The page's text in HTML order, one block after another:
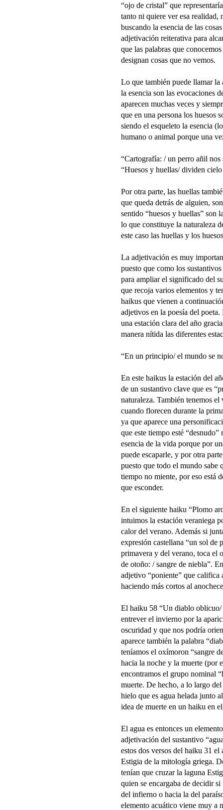
“ojo de cristal” que
tanto ni quiere ver esa realidad,
buscando la esencia de las
adjetivación reiterativa para
que las palabras que
designan cosas que no vemos.
Lo que también puede llamar la
la esencia son las evocaciones
aparecen muchas veces y
que en una persona los huesos
siendo el esqueleto la esencia
humano o animal porque una
“Cartografía: / un perro añil nos
“Huesos y huellas/ dividen
Por otra parte, las huellas
que queda detrás de alguien,
sentido “huesos y huellas” son
lo que constituye la naturaleza
este caso las huellas y los
La adjetivación es muy
puesto que como los
para ampliar el significado del
que recoja varios elementos y
haikus que vienen a
adjetivos en la poesía del
una estación clara del año
manera nítida las diferentes
“En un principio/ el mundo se
En este haikus la estación del
de un sustantivo clave que es
naturaleza. También tenemos
cuando florecen durante la
ya que aparece una
que este tiempo esté
esencia de la vida porque por
puede escaparle, y por otra
puesto que todo el mundo sabe
tiempo no miente, por eso está
que esconder.
En el siguiente haiku “Plomo
intuimos la estación veraniega
calor del verano. Además si
expresión castellana “un sol de
primavera y del verano, toca el
de otoño: / sangre de niebla”.
adjetivo “poniente” que califica
haciendo más cortos al
El haiku 58 “Un diablo
entrever el invierno por la
oscuridad y que nos podría
aparece también la palabra
teníamos el oxímoron “sangre
hacia la noche y la muerte (por
encontramos el grupo nominal
muerte. De hecho, a lo largo
hielo que es agua helada junto
idea de muerte en un haiku en
El agua es entonces un
adjetivación del sustantivo
estos dos versos del haiku 31
Estigia de la mitología griega.
tenían que cruzar la laguna
quien se encargaba de decidir
del infierno o hacia la del
elemento acuático viene muy a